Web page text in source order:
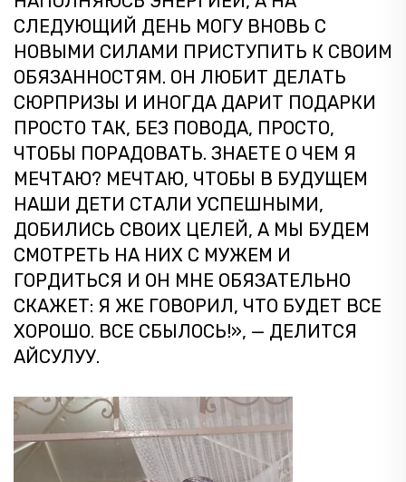
СЛЕДУЮЩИЙ ДЕНЬ МОГУ ВНОВЬ С
НОВЫМИ СИЛАМИ ПРИСТУПИТЬ К СВОИМ
ОБЯЗАННОСТЯМ. ОН ЛЮБИТ ДЕЛАТЬ
СЮРПРИЗЫ И ИНОГДА ДАРИТ ПОДАРКИ
ПРОСТО ТАК, БЕЗ ПОВОДА, ПРОСТО,
ЧТОБЫ ПОРАДОВАТЬ. ЗНАЕТЕ О ЧЕМ Я
МЕЧТАЮ? МЕЧТАЮ, ЧТОБЫ В БУДУЩЕМ
НАШИ ДЕТИ СТАЛИ УСПЕШНЫМИ,
ДОБИЛИСЬ СВОИХ ЦЕЛЕЙ, А МЫ БУДЕМ
СМОТРЕТЬ НА НИХ С МУЖЕМ И
ГОРДИТЬСЯ И ОН МНЕ ОБЯЗАТЕЛЬНО
СКАЖЕТ: Я ЖЕ ГОВОРИЛ, ЧТО БУДЕТ ВСЕ
ХОРОШО. ВСЕ СБЫЛОСЬ!», — ДЕЛИТСЯ
АЙСУЛУУ.